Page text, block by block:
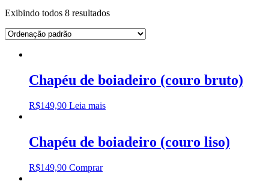
Exibindo todos 8 resultados
Chapéu de boiadeiro (couro bruto)
R$149,90 Leia mais
Chapéu de boiadeiro (couro liso)
R$149,90 Comprar